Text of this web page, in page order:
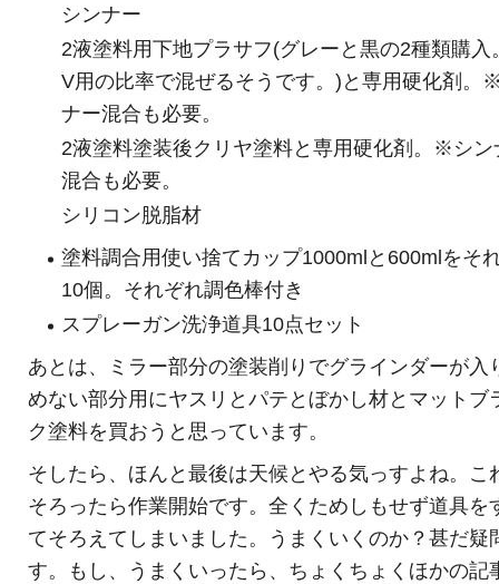
シンナー
2液塗料用下地プラサフ(グレーと黒の2種類購入
V用の比率で混ぜるそうです。)と専用硬化剤。
ナー混合も必要。
2液塗料塗装後クリヤ塗料と専用硬化剤。※シン
混合も必要。
シリコン脱脂材
塗料調合用使い捨てカップ1000mlと600mlをそ
10個。それぞれ調色棒付き
スプレーガン洗浄道具10点セット
あとは、ミラー部分の塗装削りでグラインダーが入
めない部分用にヤスリとパテとぼかし材とマットブ
ク塗料を買おうと思っています。
そしたら、ほんと最後は天候とやる気っすよね。こ
そろったら作業開始です。全くためしもせず道具を
てそろえてしまいました。うまくいくのか？甚だ疑
す。もし、うまくいったら、ちょくちょくほかの記